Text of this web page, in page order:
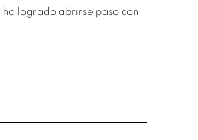
logrado abrirse paso con